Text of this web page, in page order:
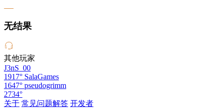
无结果
其他玩家
J3nS_00
1917° SalaGames
1647° pseudogrimm
2734°
关于 常见问题解答 开发者